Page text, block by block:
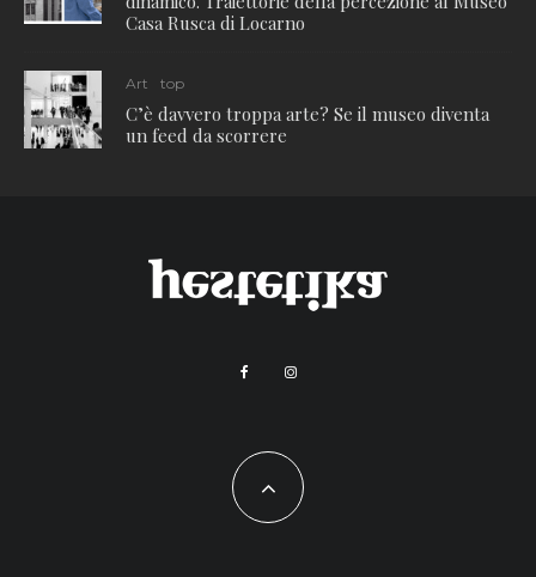
Casa Rusca di Locarno
Art top
C’è davvero troppa arte? Se il museo diventa
un feed da scorrere